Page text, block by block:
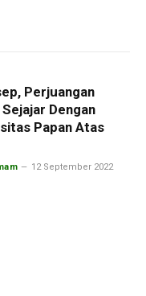
Perjuangan
Sejajar Dengan
Papan Atas
12 September 2022